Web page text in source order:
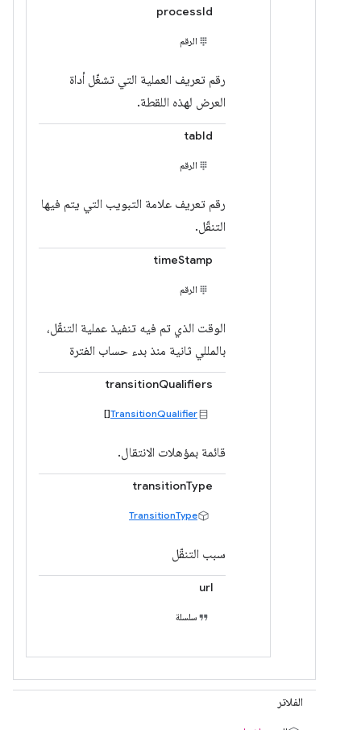
processId
الرقم
رقم تعريف العملية التي تشغّل أداة
العرض لهذه اللقطة.
tabId
الرقم
رقم تعريف علامة التبويب التي يتم فيها
التنقّل.
timeStamp
الرقم
الوقت الذي تم فيه تنفيذ عملية التنقّل،
بالمللي ثانية منذ بدء حساب الفترة
transitionQualifiers
TransitionQualifier
[]
قائمة بمؤهلات الانتقال.
transitionType
TransitionType
سبب التنقّل
url
سلسلة
الفلاتر